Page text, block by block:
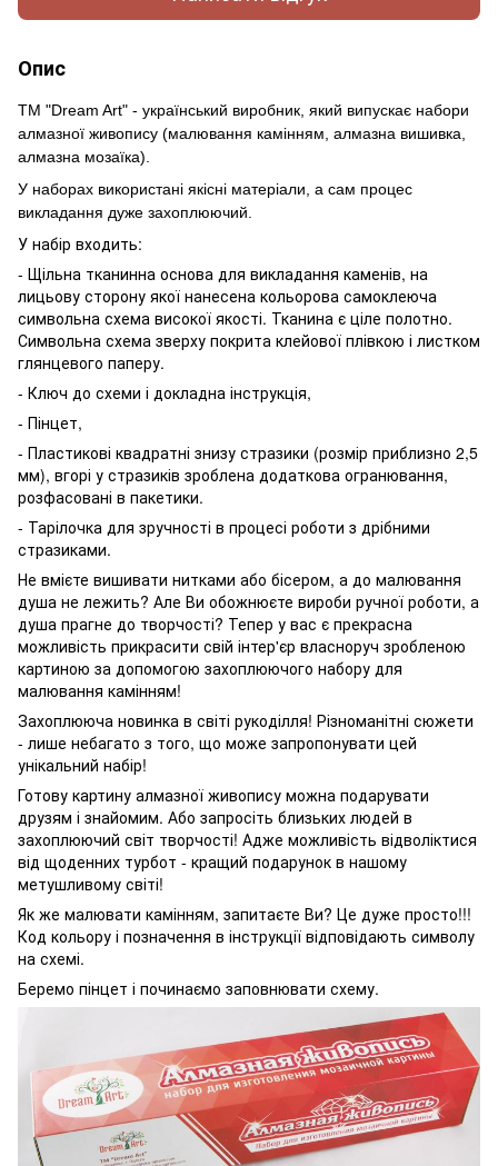
Опис
ТМ "Dream Art" - український виробник, який випускає набори
алмазної живопису (малювання камінням, алмазна вишивка,
алмазна мозаїка).
У наборах використані якісні матеріали, а сам процес
викладання дуже захоплюючий.
У набір входить:
- Щільна тканинна основа для викладання каменів, на
лицьову сторону якої нанесена кольорова самоклеюча
символьна схема високої якості. Тканина є ціле полотно.
Символьна схема зверху покрита клейової плівкою і листком
глянцевого паперу.
- Ключ до схеми і докладна інструкція,
- Пінцет,
- Пластикові квадратні знизу стразики (розмір приблизно 2,5
мм), вгорі у стразиків зроблена додаткова огранювання,
розфасовані в пакетики.
- Тарілочка для зручності в процесі роботи з дрібними
стразиками.
Не вмієте вишивати нитками або бісером, а до малювання
душа не лежить? Але Ви обожнюєте вироби ручної роботи, а
душа прагне до творчості? Тепер у вас є прекрасна
можливість прикрасити свій інтер'єр власноруч зробленою
картиною за допомогою захоплюючого набору для
малювання камінням!
Захоплююча новинка в світі рукоділля! Різноманітні сюжети
- лише небагато з того, що може запропонувати цей
унікальний набір!
Готову картину алмазної живопису можна подарувати
друзям і знайомим. Або запросіть близьких людей в
захоплюючий світ творчості! Адже можливість відволіктися
від щоденних турбот - кращий подарунок в нашому
метушливому світі!
Як же малювати камінням, запитаєте Ви? Це дуже просто!!!
Код кольору і позначення в інструкції відповідають символу
на схемі.
Беремо пінцет і починаємо заповнювати схему.